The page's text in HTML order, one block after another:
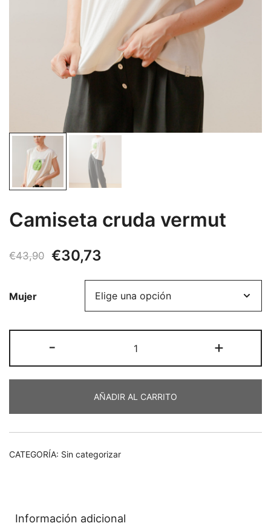
Camiseta cruda vermut
€43,90 El
precio
original
era:
€43,90.
€30,73
precio
actual
es:
€30,73.
Mujer
-
cruda
vermut
+
AÑADIR AL CARRITO
CATEGORÍA: Sin categorizar
Información adicional